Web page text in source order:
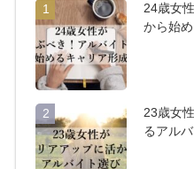
1
24歳女
から始
2
23歳女
るアル